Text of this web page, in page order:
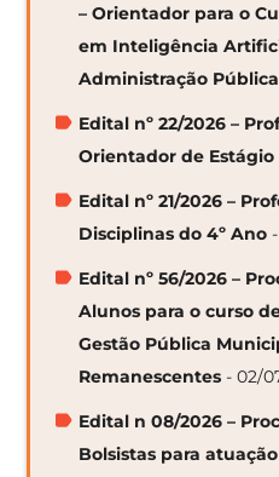
– Orientador para o
em Inteligência
Administração Pública
Edital nº 22/2026 –
Orientador de Estágio
Edital nº 21/2026 –
Disciplinas do 4º Ano
Edital nº 56/2026 –
Alunos para o curso
Gestão Pública
Remanescentes - 02/
Edital n 08/2026 –
Bolsistas para